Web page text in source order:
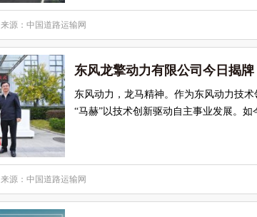
来源：中国道路运输网
东风龙擎动力有限公司今日揭
东风动力，龙马精神。作为东风动力技
“马赫”以技术创新驱动自主事业发展。
来源：中国道路运输网